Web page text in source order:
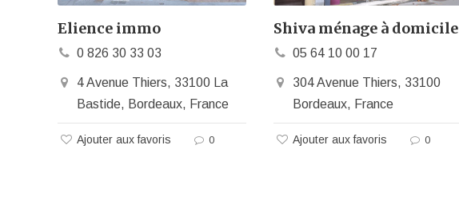
Elience immo
0 826 30 33 03
4 Avenue Thiers, 33100 La
Bastide, Bordeaux, France
Ajouter aux favoris 0
Shiva ménage à domicile
05 64 10 00 17
304 Avenue Thiers, 33100
Bordeaux, France
Ajouter aux favoris 0